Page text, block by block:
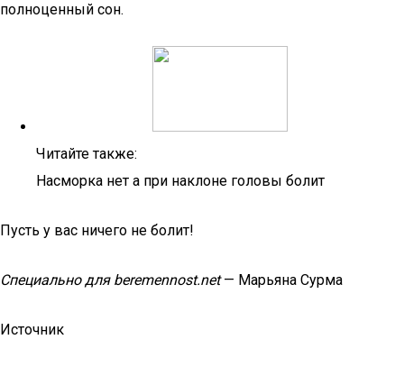
полноценный сон.
Читайте также:
Насморка нет а при наклоне головы болит
Пусть у вас ничего не болит!
Специально для beremennost.net— Марьяна Сурма
Источник